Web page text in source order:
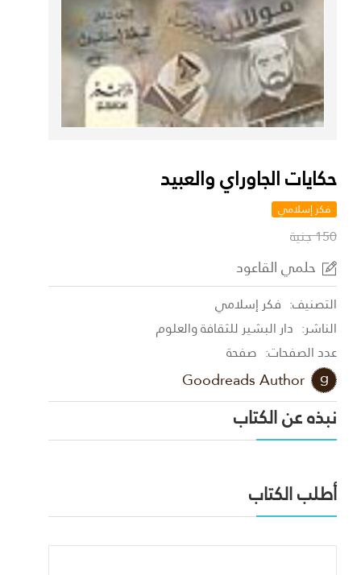
حكايات الجاوراي والعبيد
فكر إسلامي
150 جنية
حلمي القاعود
التصنيف: فكر إسلامي
الناشر: دار البشير للثقافة والعلوم
عدد الصفحات: صفحة
Goodreads Author
نبذه عن الكتاب
أطلب الكتاب